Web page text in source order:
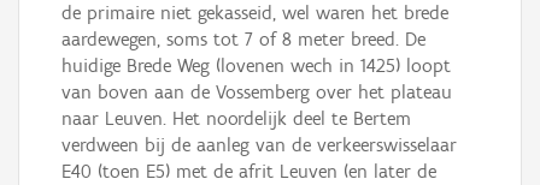
de primaire niet gekasseid, wel waren het brede
aardewegen, soms tot 7 of 8 meter breed. De
huidige Brede Weg (lovenen wech in 1425) loopt
van boven aan de Vossemberg over het plateau
naar Leuven. Het noordelijk deel te Bertem
verdween bij de aanleg van de verkeerswisselaar
E40 (toen E5) met de afrit Leuven (en later de